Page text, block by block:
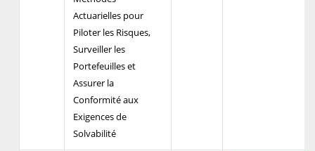
Actuarielles pour
Piloter les Risques,
Surveiller les
Portefeuilles et
Assurer la
Conformité aux
Exigences de
Solvabilité